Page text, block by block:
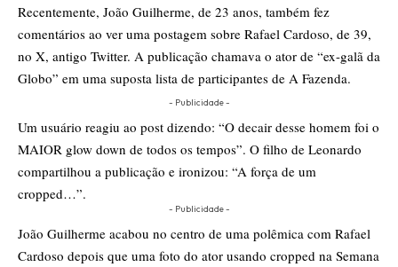
Recentemente, João Guilherme, de 23 anos, também fez
comentários ao ver uma postagem sobre Rafael Cardoso, de 39,
no X, antigo Twitter. A publicação chamava o ator de “ex-galã da
Globo” em uma suposta lista de participantes de A Fazenda.
- Publicidade -
Um usuário reagiu ao post dizendo: “O decair desse homem foi o
MAIOR glow down de todos os tempos”. O filho de Leonardo
compartilhou a publicação e ironizou: “A força de um
cropped…”.
- Publicidade -
João Guilherme acabou no centro de uma polêmica com Rafael
Cardoso depois que uma foto do ator usando cropped na Semana